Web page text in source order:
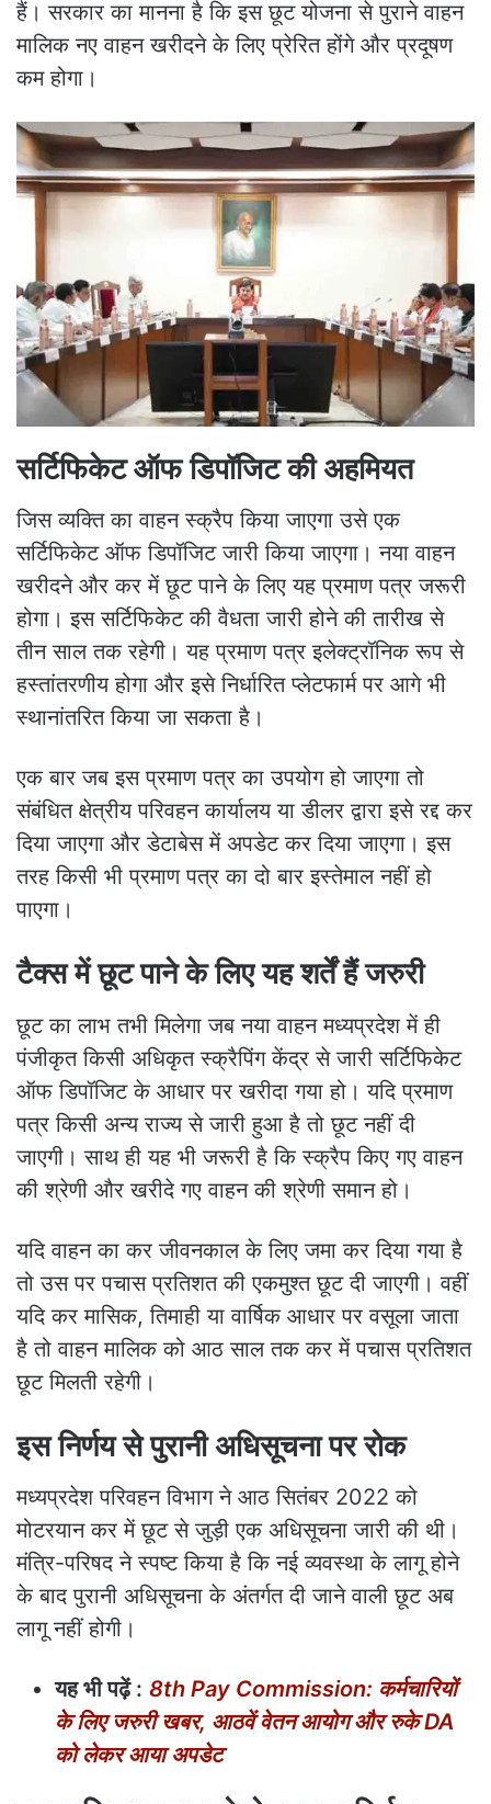
हैं। सरकार का मानना है कि इस छूट योजना से पुराने वाहन
मालिक नए वाहन खरीदने के लिए प्रेरित होंगे और प्रदूषण
कम होगा।
सर्टिफिकेट ऑफ डिपॉजिट की अहमियत
जिस व्यक्ति का वाहन स्क्रैप किया जाएगा उसे एक
सर्टिफिकेट ऑफ डिपॉजिट जारी किया जाएगा। नया वाहन
खरीदने और कर में छूट पाने के लिए यह प्रमाण पत्र जरूरी
होगा। इस सर्टिफिकेट की वैधता जारी होने की तारीख से
तीन साल तक रहेगी। यह प्रमाण पत्र इलेक्ट्रॉनिक रूप से
हस्तांतरणीय होगा और इसे निर्धारित प्लेटफार्म पर आगे भी
स्थानांतरित किया जा सकता है।
एक बार जब इस प्रमाण पत्र का उपयोग हो जाएगा तो
संबंधित क्षेत्रीय परिवहन कार्यालय या डीलर द्वारा इसे रद्द कर
दिया जाएगा और डेटाबेस में अपडेट कर दिया जाएगा। इस
तरह किसी भी प्रमाण पत्र का दो बार इस्तेमाल नहीं हो
पाएगा।
टैक्स में छूट पाने के लिए यह शर्तें हैं जरुरी
छूट का लाभ तभी मिलेगा जब नया वाहन मध्यप्रदेश में ही
पंजीकृत किसी अधिकृत स्क्रैपिंग केंद्र से जारी सर्टिफिकेट
ऑफ डिपॉजिट के आधार पर खरीदा गया हो। यदि प्रमाण
पत्र किसी अन्य राज्य से जारी हुआ है तो छूट नहीं दी
जाएगी। साथ ही यह भी जरूरी है कि स्क्रैप किए गए वाहन
की श्रेणी और खरीदे गए वाहन की श्रेणी समान हो।
यदि वाहन का कर जीवनकाल के लिए जमा कर दिया गया है
तो उस पर पचास प्रतिशत की एकमुश्त छूट दी जाएगी। वहीं
यदि कर मासिक, तिमाही या वार्षिक आधार पर वसूला जाता
है तो वाहन मालिक को आठ साल तक कर में पचास प्रतिशत
छूट मिलती रहेगी।
इस निर्णय से पुरानी अधिसूचना पर रोक
मध्यप्रदेश परिवहन विभाग ने आठ सितंबर 2022 को
मोटरयान कर में छूट से जुड़ी एक अधिसूचना जारी की थी।
मंत्रि-परिषद ने स्पष्ट किया है कि नई व्यवस्था के लागू होने
के बाद पुरानी अधिसूचना के अंतर्गत दी जाने वाली छूट अब
लागू नहीं होगी।
यह भी पढ़ें : 8th Pay Commission: कर्मचारियों
के लिए जरुरी खबर, आठवें वेतन आयोग और रुके DA
को लेकर आया अपडेट